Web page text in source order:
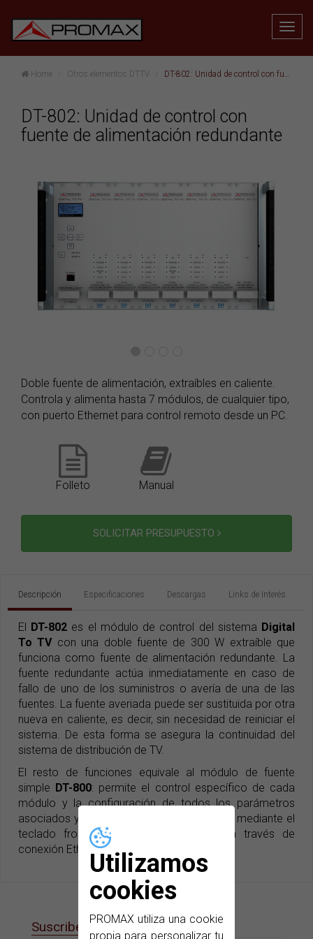
Utilizamos
cookies
PROMAX utiliza una cookie
propia para personalizar tu
Home Otros elementos DTTV DT-802: Unidad de control con fuente de alimentación redundante
DT-802: Unidad de control con
fuente de alimentación redundante
Doble fuente de alimentación, extraíbles en caliente.
Controla y alimenta hasta 7 módulos, de cualquier tipo,
con puerto Ethernet para control remoto desde un PC.
Folleto Manual
SOLICITAR PRESUPUESTO
Descripción Especificaciones Descargas Links de Interés
El DT-802 es el módulo de control del sistema Digital
To TVcon una doble fuente de 300 W extraíble que
funciona como fuente de alimentación redundante. La
fuente redundante actúa inmediatamente en caso de
fallo de uno de los suministros o avería de una de las
fuentes. La fuente averiada puede ser sustituida por otra
nueva en caliente, es decir, sin necesidad de reiniciar el
sistema. De esta forma se asegura la continuidad del
sistema de distribución de TV.
El resto de funciones equivale al módulo de fuente
simple DT-800: permite el control específico de cada
módulo y la configuración de todos los parámetros
asociados y puede trabajar en modo local mediante el
teclado frontal o por control remoto a través de
conexión Ethernet.
Suscribete a nuestras e-News